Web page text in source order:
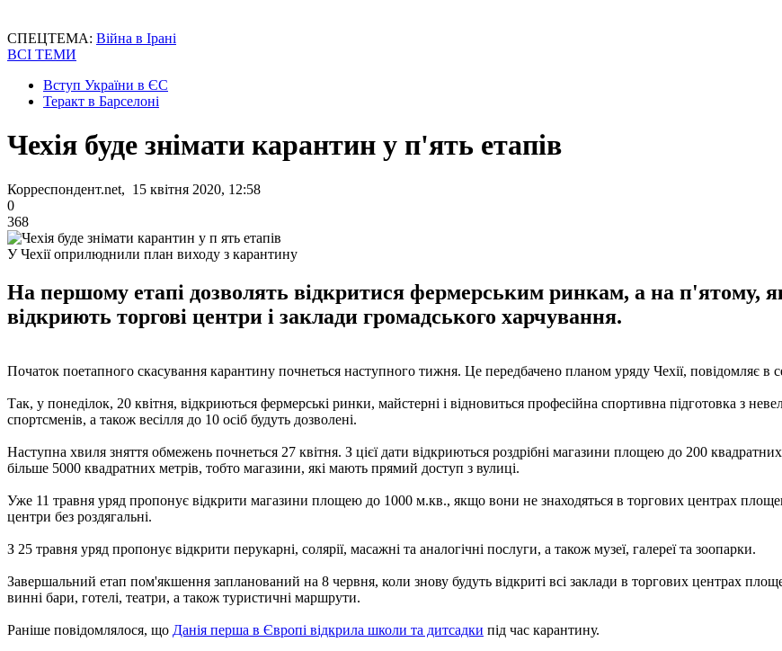
СПЕЦТЕМА: Війна в Ірані
ВСІ ТЕМИ
Вступ України в ЄС
Теракт в Барселоні
Чехія буде знімати карантин у п'ять етапів
Корреспондент.net, 15 квітня 2020, 12:58
0
368
У Чехії оприлюднили план виходу з карантину
На першому етапі дозволять відкритися фермерським ринкам, а на п'ятому,
відкриють торгові центри і заклади громадського харчування.
Початок поетапного скасування карантину почнеться наступного тижня. Це передбачено планом уряду Чехії, повідомляє в
Так, у понеділок, 20 квітня, відкриються фермерські ринки, майстерні і відновиться професійна спортивна підготовка з
спортсменів, а також весілля до 10 осіб будуть дозволені.
Наступна хвиля зняття обмежень почнеться 27 квітня. З цієї дати відкриються роздрібні магазини площею до 200
більше 5000 квадратних метрів, тобто магазини, які мають прямий доступ з вулиці.
Уже 11 травня уряд пропонує відкрити магазини площею до 1000 м.кв., якщо вони не знаходяться в торгових центрах
центри без роздягальні.
З 25 травня уряд пропонує відкрити перукарні, солярії, масажні та аналогічні послуги, а також музеї, галереї та зоопарки.
Завершальний етап пом'якшення запланований на 8 червня, коли знову будуть відкриті всі заклади в торгових центрах
винні бари, готелі, театри, а також туристичні маршрути.
Раніше повідомлялося, що Данія перша в Європі відкрила школи та дитсадки під час карантину.